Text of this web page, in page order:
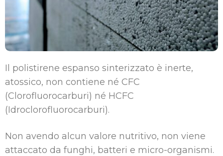
Il polistirene espanso sinterizzato è inerte,
atossico, non contiene né CFC
(Clorofluorocarburi) né HCFC
(Idroclorofluorocarburi).
Non avendo alcun valore nutritivo, non viene
attaccato da funghi, batteri e micro-organismi.